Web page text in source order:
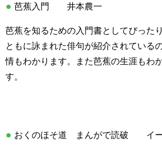
芭蕉入門 井本農一
芭蕉を知るための入門書としてぴった
ともに詠まれた俳句が紹介されている
情もわかります。また芭蕉の生涯もわ
す。
おくのほそ道 まんがで読破 イー